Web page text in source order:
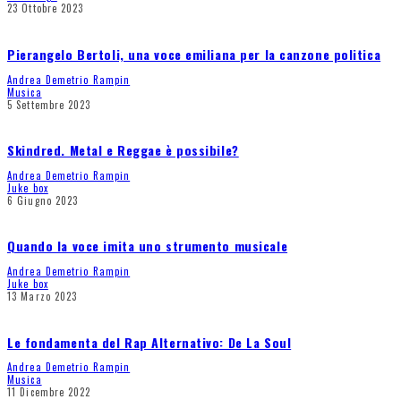
23 Ottobre 2023
Pierangelo Bertoli, una voce emiliana per la canzone politica
Andrea Demetrio Rampin
Musica
5 Settembre 2023
Skindred. Metal e Reggae è possibile?
Andrea Demetrio Rampin
Juke box
6 Giugno 2023
Quando la voce imita uno strumento musicale
Andrea Demetrio Rampin
Juke box
13 Marzo 2023
Le fondamenta del Rap Alternativo: De La Soul
Andrea Demetrio Rampin
Musica
11 Dicembre 2022